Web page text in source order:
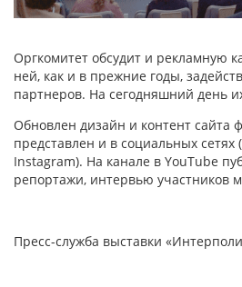
Оргкомитет обсудит и рекламную
ней, как и в прежние годы,
партнеров. На сегодняшний день
Обновлен дизайн и контент сайта
представлен и в социальных сетях
Instagram). На канале в YouTube
репортажи, интервью участников
Пресс-служба выставки